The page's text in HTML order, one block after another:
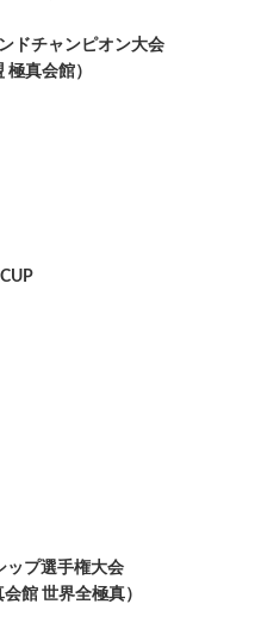
ドチャンピオン大会
真会館）
ップ選手権大会
館 世界全極真）